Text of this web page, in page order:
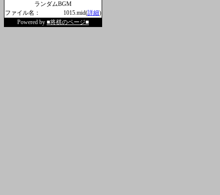
ランダムBGM
ファイル名：
1015.mid(詳細)
Powered by ■将棋のページ■